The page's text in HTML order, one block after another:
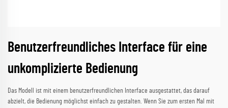
Benutzerfreundliches Interface für eine
unkomplizierte Bedienung
Das Modell ist mit einem benutzerfreundlichen Interface ausgestattet, das darauf
abzielt, die Bedienung möglichst einfach zu gestalten. Wenn Sie zum ersten Mal mit